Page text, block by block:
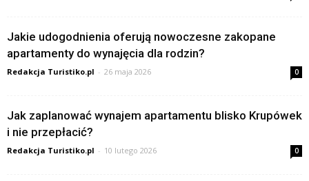
Jakie udogodnienia oferują nowoczesne zakopane
apartamenty do wynajęcia dla rodzin?
Redakcja Turistiko.pl - 26 maja 2026 0
Jak zaplanować wynajem apartamentu blisko Krupówek
i nie przepłacić?
Redakcja Turistiko.pl - 10 lutego 2026 0